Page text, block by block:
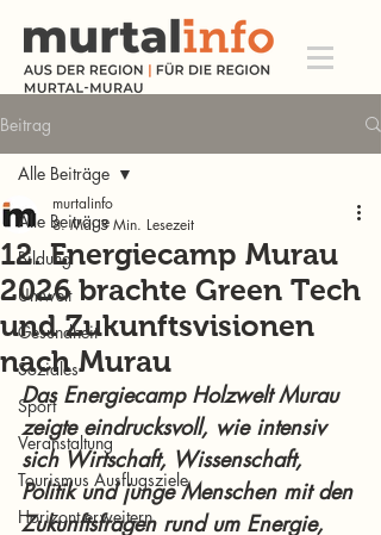
Beitrag
Alle Beiträge
Bildung
Umwelt
Gesundheit
Soziales
Sport
Veranstaltung
Tourismus Ausflugsziele
Horizont erweitern
Alle Beiträge
12. Energiecamp Murau
2026 brachte Green Tech
und Zukunftsvisionen
nach Murau
murtalinfo
8. Mai 3 Min. Lesezeit
Das Energiecamp Holzwelt Murau
zeigte eindrucksvoll, wie intensiv
sich Wirtschaft, Wissenschaft,
Politik und junge Menschen mit den
Zukunftsfragen rund um Energie,